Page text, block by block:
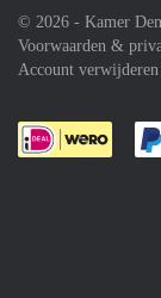
© 2026 - Kamer
Voorwaarden &
Account verwijderen